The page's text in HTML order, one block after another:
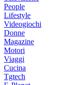
People
Lifestyle
Videogiochi
Donne
Magazine
Motori
Viaggi
Cucina
Tgtech